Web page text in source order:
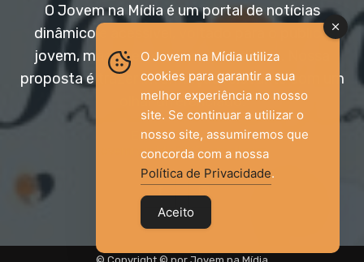
O Jovem na Mídia é um portal de notícias
dinâmico e acessível, voltado para o público
jovem, mas aberto a todas as idades. Nossa
proposta é trazer informação relevante com um
olhar diferenciado.
Entre em contato:
jovemnamidia2017@gmail.com
O Jovem na Mídia utiliza
cookies para garantir a sua
melhor experiência no nosso
site. Se continuar a utilizar o
nosso site, assumiremos que
concorda com a nossa
Política de Privacidade.
Aceito